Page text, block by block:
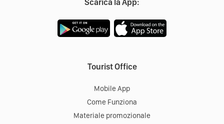
Scarica la App:
Tourist Office
Mobile App
Come Funziona
Materiale promozionale